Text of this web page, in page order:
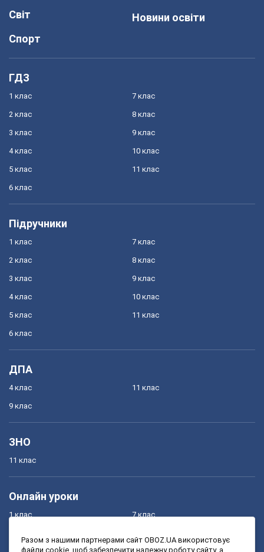
Світ
Спорт
Новини освіти
ГДЗ
1 клас
2 клас
3 клас
4 клас
5 клас
6 клас
7 клас
8 клас
9 клас
10 клас
11 клас
Підручники
1 клас
2 клас
3 клас
4 клас
5 клас
6 клас
7 клас
8 клас
9 клас
10 клас
11 клас
ДПА
4 клас
9 клас
11 клас
ЗНО
11 клас
Онлайн уроки
1 клас 7 клас
Разом з нашими партнерами сайт OBOZ.UA використовує
файли cookie, щоб забезпечити належну роботу сайту, а